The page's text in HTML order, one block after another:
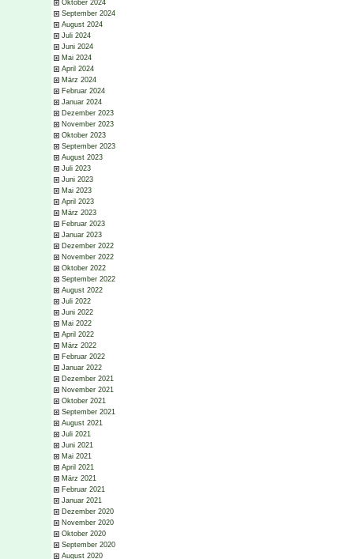
Oktober 2024
September 2024
August 2024
Juli 2024
Juni 2024
Mai 2024
April 2024
März 2024
Februar 2024
Januar 2024
Dezember 2023
November 2023
Oktober 2023
September 2023
August 2023
Juli 2023
Juni 2023
Mai 2023
April 2023
März 2023
Februar 2023
Januar 2023
Dezember 2022
November 2022
Oktober 2022
September 2022
August 2022
Juli 2022
Juni 2022
Mai 2022
April 2022
März 2022
Februar 2022
Januar 2022
Dezember 2021
November 2021
Oktober 2021
September 2021
August 2021
Juli 2021
Juni 2021
Mai 2021
April 2021
März 2021
Februar 2021
Januar 2021
Dezember 2020
November 2020
Oktober 2020
September 2020
August 2020